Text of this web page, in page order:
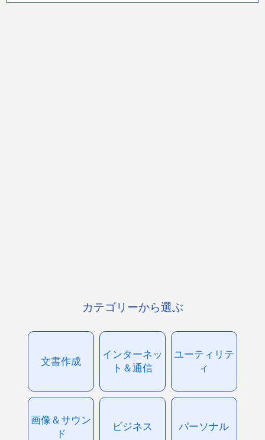
カテゴリーから選ぶ
文書作成
インターネッ
ト＆通信
ユーティリテ
ィ
画像＆サウン
ド
ビジネス パーソナル